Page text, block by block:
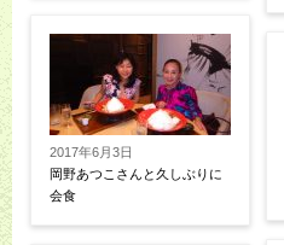
2017年6月3日
岡野あつこさんと久しぶりに
会食